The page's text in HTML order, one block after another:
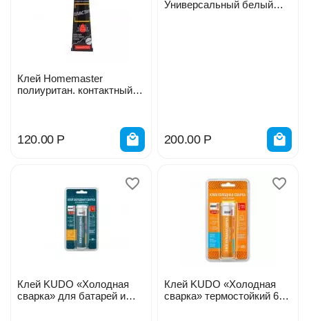
Клей Homemaster
полиуритан. контактный
120.00 Р
Универсальный белый
200.00 Р
Клей KUDO «Холодная
сварка» для батарей и
Клей KUDO «Холодная
сварка» термостойкий 60г